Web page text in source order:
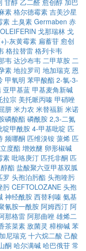
甘醇 乙二醛 愈创醇 加巴
素 格尔德霉素 吉美沙星
素 土臭素 Germaben 赤
戈那瑞林 戈
灰黄霉素 扁蓄苷 愈创
格拉替雷 格列卡韦
韦 达沙布韦 二甲草胺 二
素 地拉罗司 地加瑞克 恩
甲氧明 苯甲酸酯 2-氯-3-
亚甲基蓝 甲基麦角新碱
拉宗 美托哌丙嗪 甲硝唑
肼 米力农 米替福新 米诺
磷酸酯 磷酰胺 2,3-二氮
啶甲酰胺 4-甲基吡啶 匹
频哪酮 匹维溴铵 蒎烯 匹
度酯 增效醚 卵形椒碱
素 吡咯庚汀 匹托非酮 匹
酯 盐酸聚六亚甲基双胍
罗 头孢泊肟酯 头孢喹肟
肟 CEFTOLOZANE 头孢
神经酰胺 西替利嗪 氨基
氰胺一酰胺 阿姆西汀 阿
那格雷 阿那曲唑 雄烯二
茶菜素 敌菌灵 樟柳碱 苯
加尼瑞克 十六烷二酸 己酸
酮 哈尔满碱 哈巴俄苷 常